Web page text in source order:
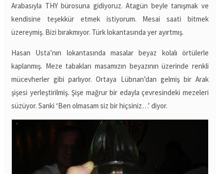
Arabasıyla THY bürosuna gidiyoruz. Atagün beyle tanışmak ve
kendisine teşekkür etmek istiyorum. Mesai saati bitmek
üzereymiş. Bizi bırakmıyor. Türk lokantasında yer ayırtmış.
Hasan Usta’nın lokantasında masalar beyaz kolalı örtülerle
kaplanmış. Meze tabakları masamızın beyazının üzerinde renkli
mücevherler gibi parlıyor. Ortaya Lübnan’dan gelmiş bir Arak
şişesi yerleştirilmiş. Şişe mağrur bir edayla çevresindeki mezeleri
süzüyor. Sanki ‘Ben olmasam siz bir hiçsiniz…’ diyor.